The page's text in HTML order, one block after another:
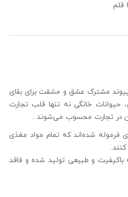
مشترک عشق و مشقت برای بقای
خانگی نه تنها قلب تجارت
شده‌اند که تمام مواد مغذی
باکیفیت و طبیعی تولید شده و فاقد